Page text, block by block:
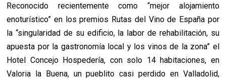
Reconocido recientemente como “mejor alojamiento
enoturístico” en los premios Rutas del Vino de España por
la “singularidad de su edificio, la labor de rehabilitación, su
apuesta por la gastronomía local y los vinos de la zona” el
Hotel Concejo Hospedería, con solo 14 habitaciones, en
Valoria la Buena, un pueblito casi perdido en Valladolid,